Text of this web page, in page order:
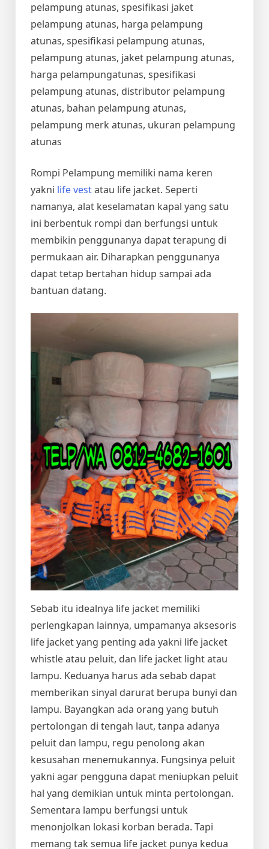
pelampung atunas, spesifikasi jaket
pelampung atunas, harga pelampung
atunas, spesifikasi pelampung atunas,
pelampung atunas, jaket pelampung atunas,
harga pelampungatunas, spesifikasi
pelampung atunas, distributor pelampung
atunas, bahan pelampung atunas,
pelampung merk atunas, ukuran pelampung
atunas
Rompi Pelampung memiliki nama keren
yakni life vestatau life jacket. Seperti
namanya, alat keselamatan kapal yang satu
ini berbentuk rompi dan berfungsi untuk
membikin penggunanya dapat terapung di
permukaan air. Diharapkan penggunanya
dapat tetap bertahan hidup sampai ada
bantuan datang.
Sebab itu idealnya life jacket memiliki
perlengkapan lainnya, umpamanya aksesoris
life jacket yang penting ada yakni life jacket
whistle atau peluit, dan life jacket light atau
lampu. Keduanya harus ada sebab dapat
memberikan sinyal darurat berupa bunyi dan
lampu. Bayangkan ada orang yang butuh
pertolongan di tengah laut, tanpa adanya
peluit dan lampu, regu penolong akan
kesusahan menemukannya. Fungsinya peluit
yakni agar pengguna dapat meniupkan peluit
hal yang demikian untuk minta pertolongan.
Sementara lampu berfungsi untuk
menonjolkan lokasi korban berada. Tapi
memang tak semua life jacket punya kedua